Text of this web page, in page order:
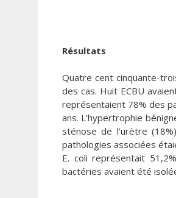
Résultats
Quatre cent cinquante-
des cas. Huit ECBU
représentaient 78% des
ans. L’hypertrophie
sténose de l’urètre
pathologies associées
E. coli représentait
bactéries avaient été